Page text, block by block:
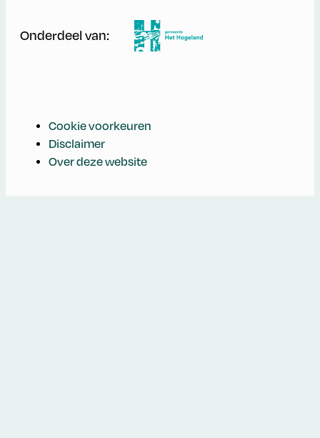
Onderdeel van:
Cookie voorkeuren
Disclaimer
Over deze website